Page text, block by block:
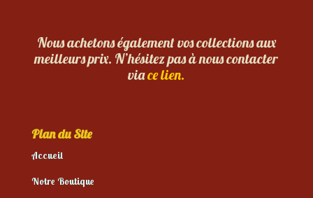
Nous achetons également vos collections aux
meilleurs prix. N’hésitez pas à nous contacter
viace lien.
Plan du Site
Accueil
Notre Boutique